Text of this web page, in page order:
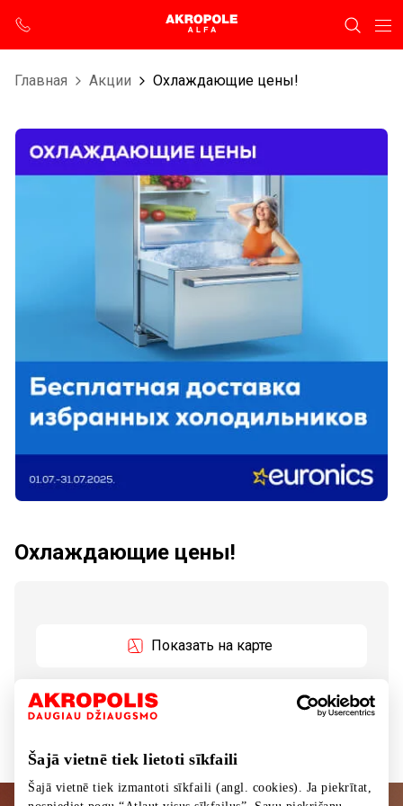
Šajā vietnē tiek lietoti sīkfaili
Šajā vietnē tiek izmantoti sīkfaili (angl. cookies). Ja piekrītat,
Главная Aкции Охлаждающие цены!
Охлаждающие цены!
Показать на карте
Бесплатная доставка избранных холодильников!